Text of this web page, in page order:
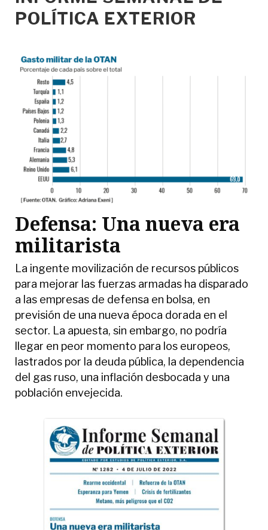
POLÍTICA EXTERIOR
Defensa: Una nueva era
militarista
La ingente movilización de recursos públicos
para mejorar las fuerzas armadas ha disparado
a las empresas de defensa en bolsa, en
previsión de una nueva época dorada en el
sector. La apuesta, sin embargo, no podría
llegar en peor momento para los europeos,
lastrados por la deuda pública, la dependencia
del gas ruso, una inflación desbocada y una
población envejecida.